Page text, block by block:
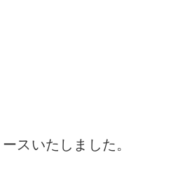
管理
スいたしました。